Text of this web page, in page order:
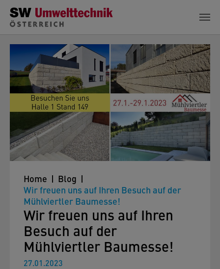
Zum Hauptinhalt springen
Home
Blog
Wir freuen uns auf Ihren Besuch auf der
Mühlviertler Baumesse!
Wir freuen uns auf Ihren
Besuch auf der
Mühlviertler Baumesse!
27.01.2023